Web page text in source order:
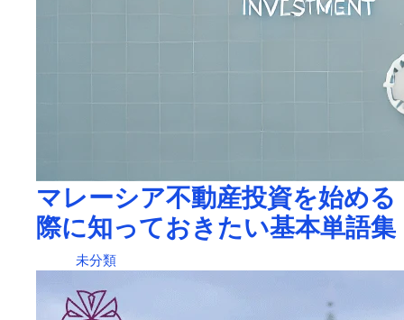
マレーシア不動産投資を始める
際に知っておきたい基本単語集
未分類